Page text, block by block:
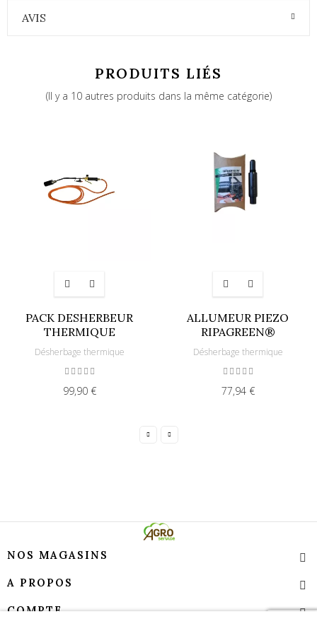
AVIS
PRODUITS LIÉS
(Il y a 10 autres produits dans la même catégorie)
PACK DESHERBEUR
THERMIQUE
Désherbage thermique
99,90 €
ALLUMEUR PIEZO
RIPAGREEN®
Désherbage thermique
77,94 €
NOS MAGASINS
A PROPOS
COMPTE